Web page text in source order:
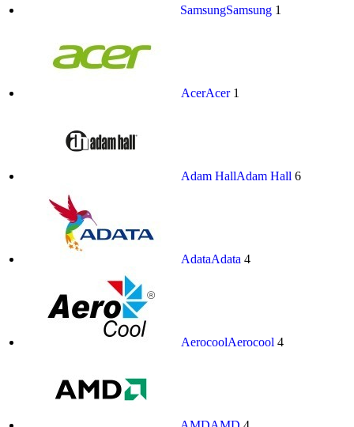
SamsungSamsung 1
AcerAcer 1
Adam HallAdam Hall 6
AdataAdata 4
AerocoolAerocool 4